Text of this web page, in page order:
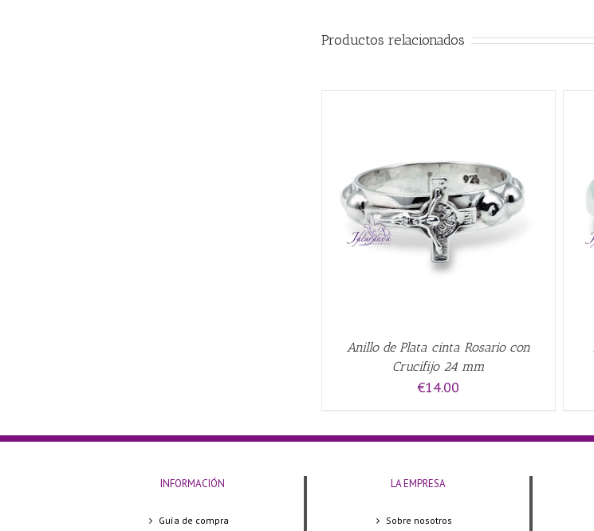
Productos relacionados
Anillo de Plata cinta Rosario con
Crucifijo 24 mm
€14.00
AÑADIR AL CARRITO / QUICK VIEW
INFORMACIÓN
Guía de compra
LA EMPRESA
Sobre nosotros